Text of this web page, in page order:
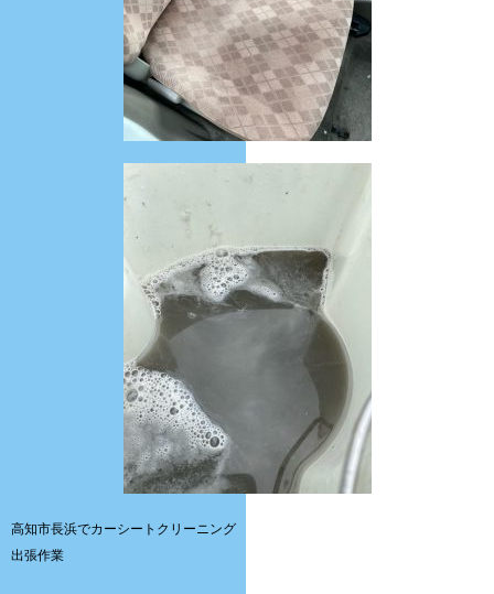
高知市長浜でカーシートクリーニング
出張作業